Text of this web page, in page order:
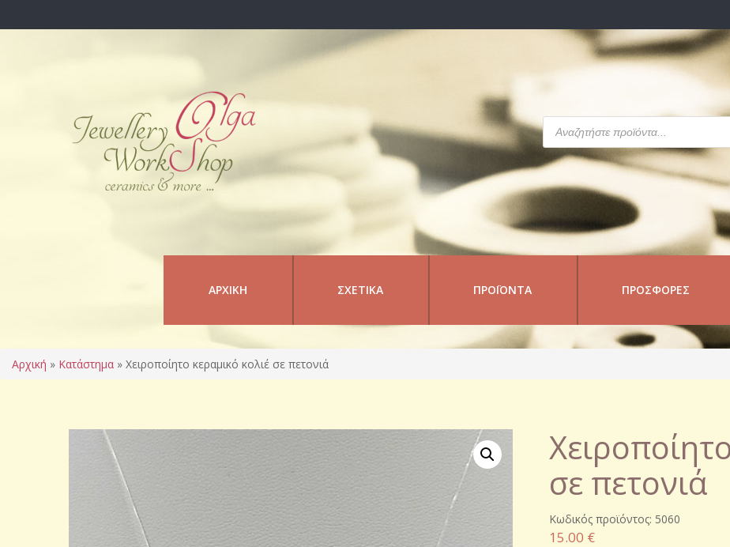
Products
search
ΑΡΧΙΚΉ ΣΧΕΤΙΚΆ ΠΡΟΪΌΝΤΑ ΠΡΟΣΦΟΡΈΣ
Αρχική » Κατάστημα » Χειροποίητο κεραμικό κολιέ σε πετονιά
σε πετονιά
Κωδικός προϊόντος: 5060
15.00 €